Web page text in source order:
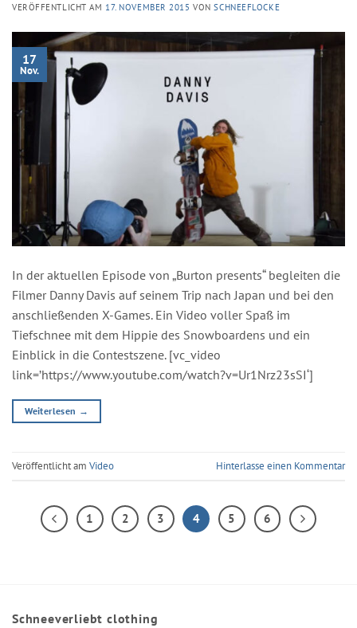
VERÖFFENTLICHT AM 17. NOVEMBER 2015 VONSCHNEEFLOCKE
17
Nov.
In der aktuellen Episode von „Burton presents“ begleiten die
Filmer Danny Davis auf seinem Trip nach Japan und bei den
anschließenden X-Games. Ein Video voller Spaß im
Tiefschnee mit dem Hippie des Snowboardens und ein
Einblick in die Contestszene. [vc_video
link=’https://www.youtube.com/watch?v=Ur1Nrz23sSI‘]
Weiterlesen →
Veröffentlicht am Video Hinterlasse einen Kommentar
1 2 3 4 5 6
Schneeverliebt clothing